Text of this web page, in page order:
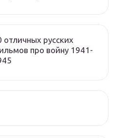
отличных русских
про войну 1941-